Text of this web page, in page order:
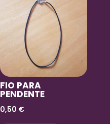
FIO PARA
PENDENTE
0,50 €